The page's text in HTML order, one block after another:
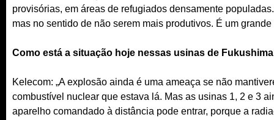
provisórias, em áreas de refugiados densamente
mas no sentido de não serem mais produtivos. É um grande
Como está a situação hoje nessas usinas de
Kelecom: „A explosão ainda é uma ameaça se não
combustível nuclear que estava lá. Mas as usinas 1, 2 e 3
aparelho comandado à distância pode entrar, porque a